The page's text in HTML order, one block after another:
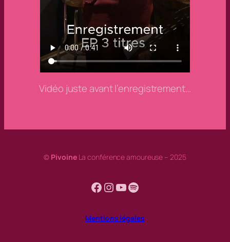
Vidéo juste avant l’enregistrement…
© Pivoine La conférence amoureuse – 2025
Facebook Instagram YouTube Spotify
Mentions légales